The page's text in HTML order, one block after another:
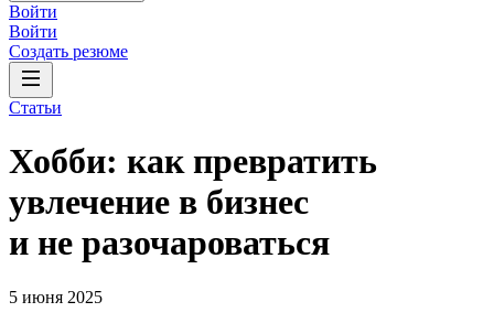
Войти
Войти
Создать резюме
Статьи
Хобби: как превратить
увлечение в бизнес
и не разочароваться
5 июня 2025